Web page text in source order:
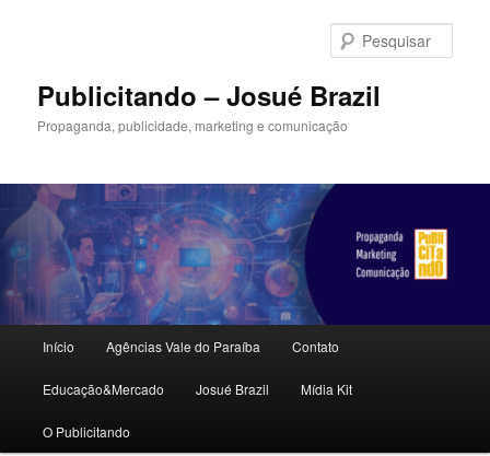
principalPublicitando – Josué Brazil
Propaganda, publicidade, marketing e comunicação
principal
Início Agências Vale do Paraíba Contato
Educação&Mercado Josué Brazil Mídia Kit
O Publicitando